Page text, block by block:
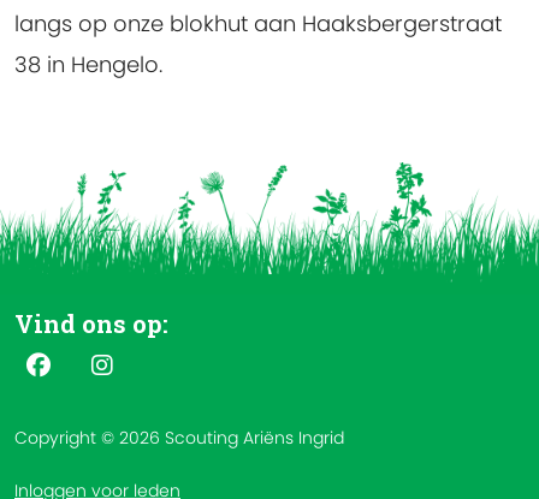
langs op onze blokhut aan Haaksbergerstraat
38 in Hengelo.
Vind ons op:
Copyright © 2026 Scouting Ariëns Ingrid
Inloggen voor leden